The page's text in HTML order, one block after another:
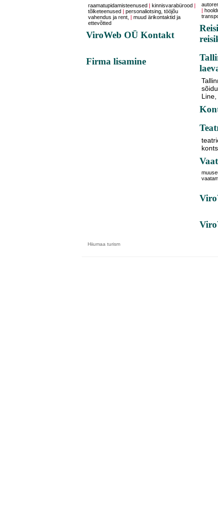
raamatupidamisteenused kinnisvarabürood
tõlketeenused
|personaliotsing, tööjõu
vahendus ja rent,
|muud ärikontaktid ja
ettevõtted
ViroWeb OÜ Kontakt
Firma lisamine
Hiiumaa turism